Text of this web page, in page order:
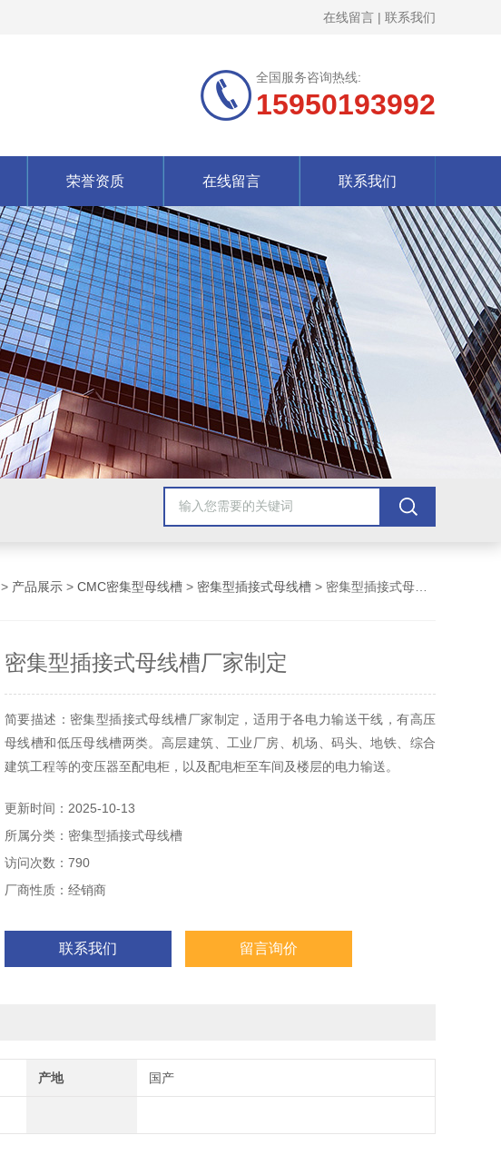
在线留言 | 联系我们
全国服务咨询热线:
15950193992
荣誉资质 在线留言 联系我们
> 产品展示 > CMC密集型母线槽 > 密集型插接式母线槽 > 密集型插接式母线槽厂家制定
密集型插接式母线槽厂家制定
简要描述：密集型插接式母线槽厂家制定，适用于各电力输送干线，有高压
母线槽和低压母线槽两类。高层建筑、工业厂房、机场、码头、地铁、综合
建筑工程等的变压器至配电柜，以及配电柜至车间及楼层的电力输送。
更新时间：2025-10-13
所属分类：密集型插接式母线槽
访问次数：790
厂商性质：经销商
联系我们 留言询价
产地 国产